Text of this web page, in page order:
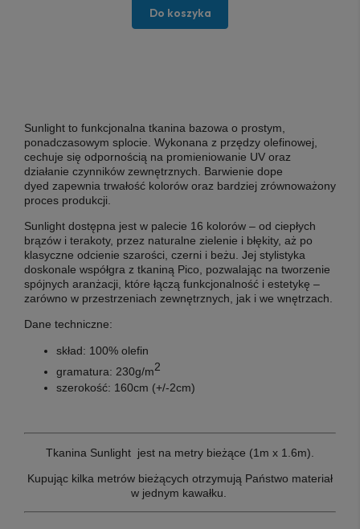
Do koszyka
Sunlight to funkcjonalna tkanina bazowa o prostym,
ponadczasowym splocie. Wykonana z przędzy olefinowej,
cechuje się odpornością na promieniowanie UV oraz
działanie czynników zewnętrznych. Barwienie dope
dyed zapewnia trwałość kolorów oraz bardziej zrównoważony
proces produkcji.
Sunlight dostępna jest w palecie 16 kolorów – od ciepłych
brązów i terakoty, przez naturalne zielenie i błękity, aż po
klasyczne odcienie szarości, czerni i beżu. Jej stylistyka
doskonale współgra z tkaniną Pico, pozwalając na tworzenie
spójnych aranżacji, które łączą funkcjonalność i estetykę –
zarówno w przestrzeniach zewnętrznych, jak i we wnętrzach.
Dane techniczne:
skład: 100% olefin
gramatura: 230g/m2
szerokość: 160cm (+/-2cm)
Tkanina Sunlight jest na metry bieżące (1m x 1.6m).
Kupując kilka metrów bieżących otrzymują Państwo materiał
w jednym kawałku.